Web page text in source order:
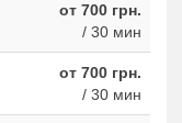
от 700 грн.
/ 30 мин
от 700 грн.
/ 30 мин